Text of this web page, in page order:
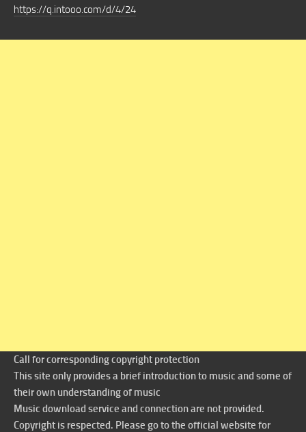
https://q.intooo.com/d/4/24
Call for corresponding copyright protection
This site only provides a brief introduction to music and some of
their own understanding of music
Music download service and connection are not provided.
Copyright is respected. Please go to the official website for